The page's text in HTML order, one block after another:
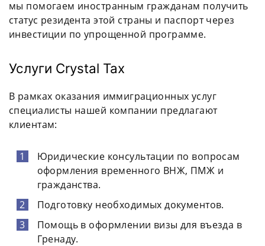
мы помогаем иностранным гражданам получить
статус резидента этой страны и паспорт через
инвестиции по упрощенной программе.
Услуги Crystal Tax
В рамках оказания иммиграционных услуг
специалисты нашей компании предлагают
клиентам:
Юридические консультации по вопросам
оформления временного ВНЖ, ПМЖ и
гражданства.
Подготовку необходимых документов.
Помощь в оформлении визы для въезда в
Гренаду.